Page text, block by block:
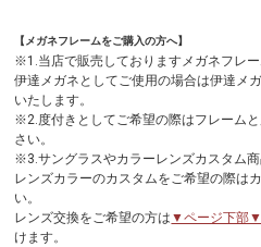
【メガネフレームをご購入の方へ】
※1.当店で販売しておりますメガネフレ
伊達メガネとしてご使用の場合は伊達メ
いたします。
※2.度付きとしてご希望の際はフレーム
さい。
※3.サングラスやカラーレンズカスタム
レンズカラーのカスタムをご希望の際は
い。
レンズ交換をご希望の方は ▼ページ下部▼
けます。